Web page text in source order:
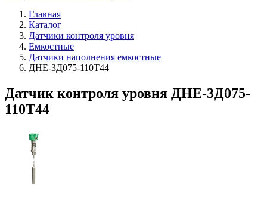
Главная
Каталог
Датчики контроля уровня
Емкостные
Датчики наполнения емкостные
ДНЕ-3Д075-110Т44
Датчик контроля уровня ДНЕ-3Д075-
110Т44